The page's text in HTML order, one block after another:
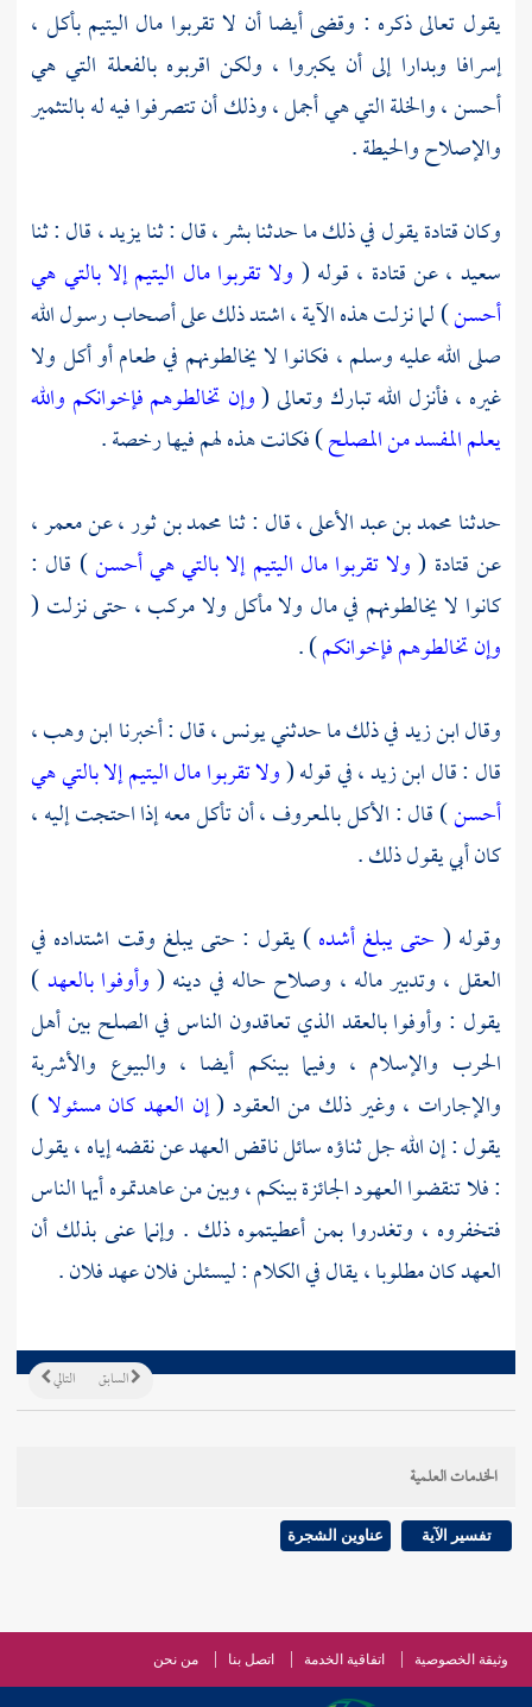
يقول تعالى ذكره : وقضى أيضا أن لا تقربوا مال اليتيم بأكل ،
إسرافا وبدارا إلى أن يكبروا ، ولكن اقربوه بالفعلة التي هي
أحسن ، والخلة التي هي أجمل ، وذلك أن تتصرفوا فيه له بالتثمير
والإصلاح والحيطة .
وكانقتادةيقول في ذلك ما حدثنابشر، قال : ثنايزيد ،قال : ثنا
سعيد ، عنقتادة ، قوله ( ولا تقربوا مال اليتيم إلا بالتي هي
أحسن) لما نزلت هذه الآية ، اشتد ذلك على أصحاب رسول الله
صلى الله عليه وسلم ، فكانوا لا يخالطونهم في طعام أو أكل ولا
غيره ، فأنزل الله تبارك وتعالى (وإن تخالطوهم فإخوانكم والله
يعلم المفسد من المصلح) فكانت هذه لهم فيها رخصة .
حدثنامحمد بن عبد الأعلى ،قال : ثنامحمد بن ثور ،عنمعمر،
عنقتادة (ولا تقربوا مال اليتيم إلا بالتي هي أحسن) قال :
كانوا لا يخالطونهم في مال ولا مأكل ولا مركب ، حتى نزلت (
وإن تخالطوهم فإخوانكم) .
وقالابن زيدفي ذلك ما حدثنييونس ،قال : أخبرناابن وهب ،
قال : قالابن زيد ،في قوله (ولا تقربوا مال اليتيم إلا بالتي هي
أحسن) قال : الأكل بالمعروف ، أن تأكل معه إذا احتجت إليه ،
كان أبي يقول ذلك .
وقوله ( حتى يبلغ أشده) يقول : حتى يبلغ وقت اشتداده في
العقل ، وتدبير ماله ، وصلاح حاله في دينه (وأوفوا بالعهد)
يقول : وأوفوا بالعقد الذي تعاقدون الناس في الصلح بين أهل
الحرب والإسلام ، وفيما بينكم أيضا ، والبيوع والأشربة
والإجارات ، وغير ذلك من العقود (إن العهد كان مسئولا)
يقول : إن الله جل ثناؤه سائل ناقض العهد عن نقضه إياه ، يقول
: فلا تنقضوا العهود الجائزة بينكم ، وبين من عاهدتموه أيها الناس
فتخفروه ، وتغدروا بمن أعطيتموه ذلك . وإنما عنى بذلك أن
العهد كان مطلوبا ، يقال في الكلام : ليسئلن فلان عهد فلان .
التالي السابق
الخدمات العلمية
تفسير الآية عناوين الشجرة
وثيقة الخصوصية اتفاقية الخدمة اتصل بنا من نحن